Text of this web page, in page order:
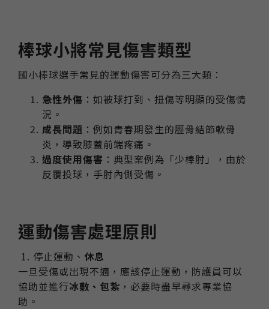
棒球小將常見傷害類型
國小棒球選手常見的運動傷害可分為三大類：
急性外傷 ：如被球打到、扭傷等明顯的受傷情
況。
成長問題 ：例如青春期發生的脛骨結節軟骨
炎，導致膝蓋前端疼痛。
過度使用傷害 ：典型案例為「少棒肘」，由於
反覆投球，手肘內側受傷。
運動傷害處理原則
1. 停止運動、 休息
一旦受傷或出現不適，應該停止運動，防護員可以
協助並進行冰敷、包紮 ，必要時盡早尋求專業協
助。